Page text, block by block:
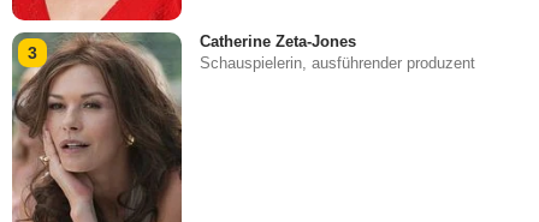
3
Catherine Zeta-Jones
Schauspielerin, ausführender produzent